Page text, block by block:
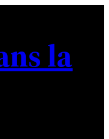
la